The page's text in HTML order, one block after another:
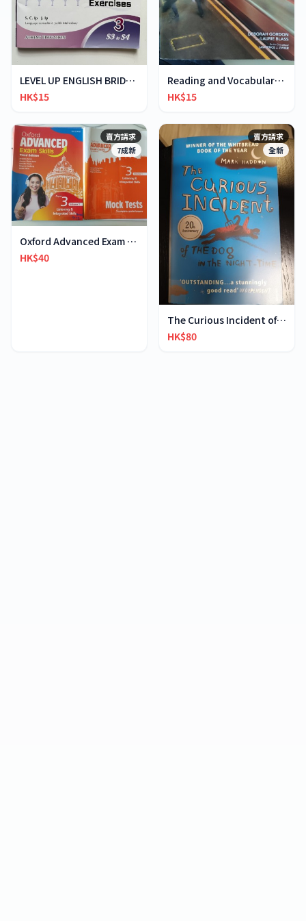
LEVEL UP ENGLISH BRIDGING EXERCISES 3
HK$15
Reading and Vocabulary FOCUS 2
HK$15
賣方請求
7成新
Oxford Advanced Exam Skills 3rd ed. Paper 3 Vol 1
HK$40
賣方請求
全新
The Curious Incident of The Dog in The Night-time
HK$80